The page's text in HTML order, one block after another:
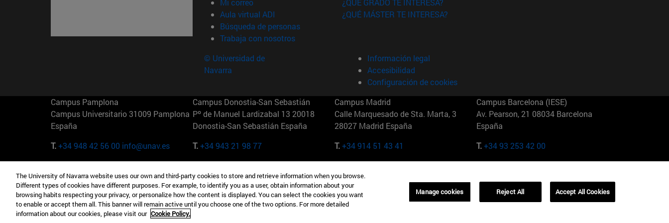
Mi correo
Aula virtual ADI (abre en nueva ventana)
Búsqueda de personas(abre en nueva ventana)
Trabaja con nosotros(abre en nueva ventana)
¿QUÉ GRADO TE INTERESA?
¿QUÉ MÁSTER TE INTERESA?
© Universidad de
Navarra
Información legal
Accesibilidad
Configuración de cookies
Campus Pamplona
Campus Universitario 31009 Pamplona
España
T.+34 948 42 56 00 info@unav.es
Campus Donostia-San Sebastián
Pº de Manuel Lardizabal 13 20018
Donostia-San Sebastián España
T.+34 943 21 98 77
Campus Madrid
Calle Marquesado de Sta. Marta, 3
28027 Madrid España
T.+34 914 51 43 41
Campus Barcelona (IESE)
Av. Pearson, 21 08034 Barcelona
España
T.+34 93 253 42 00
Camino del Cerro Águila 3 28023
Madrid España
T.+34 912 11 30 00
165 W 57th St 10019-2201 Nueva York
EE.UU
T.+1 646 346 8850
Maria-Theresia-Straße 15 81675
Múnich Alemania
T.+49 89 24209790
01321001 Bela Vista Brasil
The University of Navarra website uses our own and third-party cookies to store and retrieve information when you browse.
Different types of cookies have different purposes. For example, to identify you as a user, obtain information about your
browsing habits respecting your privacy, or personalize how the content is displayed. You can select the cookies you want
to enable or accept them all. This banner will remain active until you choose one of the two options. For more detailed
information about our cookies, please visit our Cookie Policy.
Manage cookies Reject All Accept All Cookies